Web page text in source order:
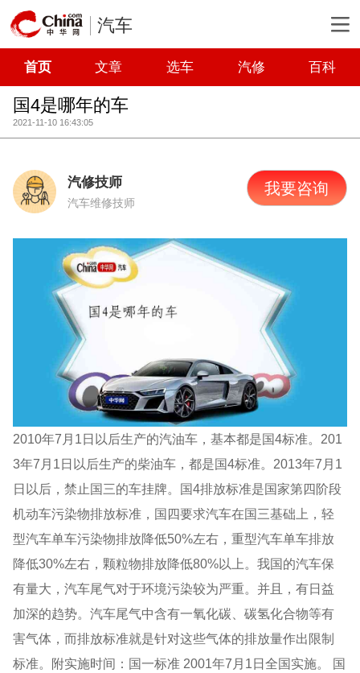
汽车
首页 文章 选车 汽修 百科
国4是哪年的车
2021-11-10 16:43:05
汽修技师
汽车维修技师
我要咨询
2010年7月1日以后生产的汽油车，基本都是国4标准。201
3年7月1日以后生产的柴油车，都是国4标准。2013年7月1
日以后，禁止国三的车挂牌。国4排放标准是国家第四阶段
机动车污染物排放标准，国四要求汽车在国三基础上，轻
型汽车单车污染物排放降低50%左右，重型汽车单车排放
降低30%左右，颗粒物排放降低80%以上。我国的汽车保
有量大，汽车尾气对于环境污染较为严重。并且，有日益
加深的趋势。汽车尾气中含有一氧化碳、碳氢化合物等有
害气体，而排放标准就是针对这些气体的排放量作出限制
标准。附实施时间：国一标准 2001年7月1日全国实施。 国